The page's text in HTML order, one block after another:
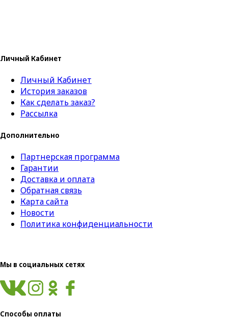
Личный Кабинет
Личный Кабинет
История заказов
Как сделать заказ?
Рассылка
Дополнительно
Партнерская программа
Гарантии
Доставка и оплата
Обратная связь
Карта сайта
Новости
Политика конфиденциальности
Мы в социальных сетях
Способы оплаты